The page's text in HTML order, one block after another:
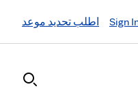
Sign اطلب تحديد موعد